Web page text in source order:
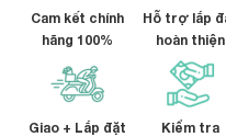
Cam kết chính
hãng 100%
Hỗ trợ lắp
hoàn thiện
Giao + Lắp đặt
Kiểm tra